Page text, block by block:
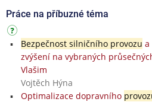
Práce na příbuzné téma
Bezpečnost silničního provozu a
zvýšení na vybraných
Vlašim
Vojtěch Hýna
Optimalizace dopravního